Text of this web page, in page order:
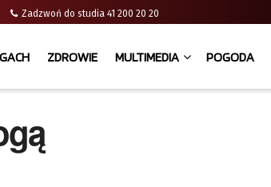
Zadzwoń do studia 41 200 20 20
ZDROWIE MULTIMEDIA POGODA